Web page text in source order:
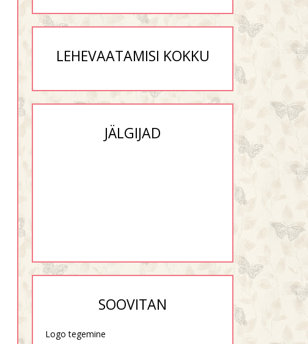
LEHEVAATAMISI KOKKU
JÄLGIJAD
SOOVITAN
Logo tegemine